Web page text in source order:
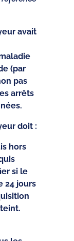
avait
(par
pas
arrêts
doit :
hors
si le
24 jours